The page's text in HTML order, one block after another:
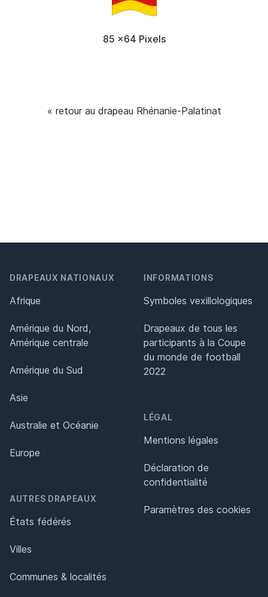
85 x64 Pixels
« retour au drapeau Rhénanie-Palatinat
DRAPEAUX NATIONAUX
Afrique
Amérique du Nord,
Amérique centrale
Amérique du Sud
Asie
Australie et Océanie
Europe
AUTRES DRAPEAUX
États fédérés
Villes
Communes & localités
INFORMATIONS
Symboles vexillologiques
Drapeaux de tous les
participants à la Coupe
du monde de football
2022
LÉGAL
Mentions légales
Déclaration de
confidentialité
Paramètres des cookies